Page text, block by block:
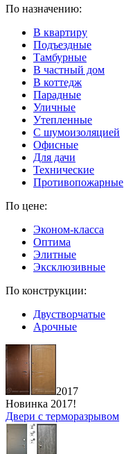
По назначению:
В квартиру
Подъездные
Тамбурные
В частный дом
В коттедж
Парадные
Уличные
Утепленные
C шумоизоляцией
Офисные
Для дачи
Технические
Противопожарные
По цене:
Эконом-класса
Оптима
Элитные
Эксклюзивные
По конструкции:
Двустворчатые
Арочные
2017
Новинка 2017!
Двери с терморазрывом